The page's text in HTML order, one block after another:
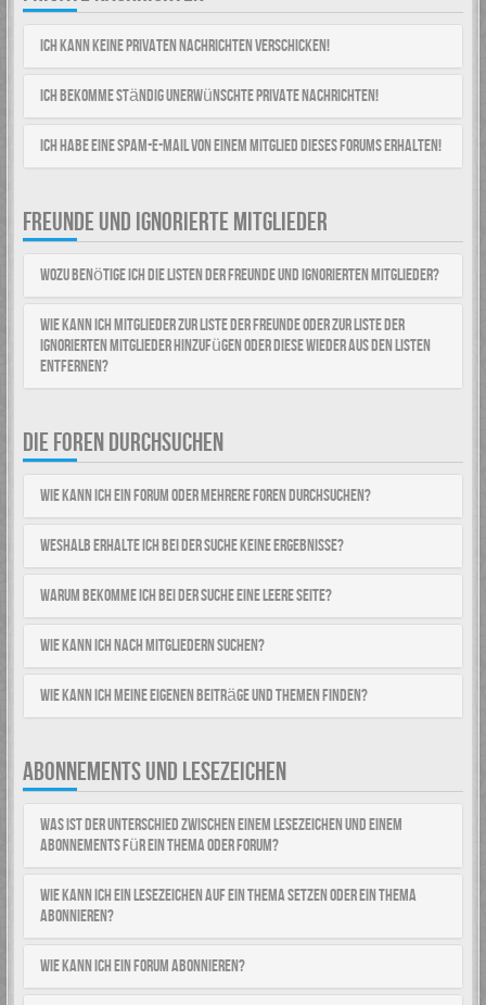
Ich kann keine Privaten Nachrichten verschicken!
Ich bekomme ständig unerwünschte Private Nachrichten!
Ich habe eine Spam-E-Mail von einem Mitglied dieses Forums erhalten!
FREUNDE UND IGNORIERTE MITGLIEDER
Wozu benötige ich die Listen der Freunde und ignorierten Mitglieder?
Wie kann ich Mitglieder zur Liste der Freunde oder zur Liste der
ignorierten Mitglieder hinzufügen oder diese wieder aus den Listen
entfernen?
DIE FOREN DURCHSUCHEN
Wie kann ich ein Forum oder mehrere Foren durchsuchen?
Weshalb erhalte ich bei der Suche keine Ergebnisse?
Warum bekomme ich bei der Suche eine leere Seite?
Wie kann ich nach Mitgliedern suchen?
Wie kann ich meine eigenen Beiträge und Themen finden?
ABONNEMENTS UND LESEZEICHEN
Was ist der Unterschied zwischen einem Lesezeichen und einem
Abonnements für ein Thema oder Forum?
Wie kann ich ein Lesezeichen auf ein Thema setzen oder ein Thema
abonnieren?
Wie kann ich ein Forum abonnieren?